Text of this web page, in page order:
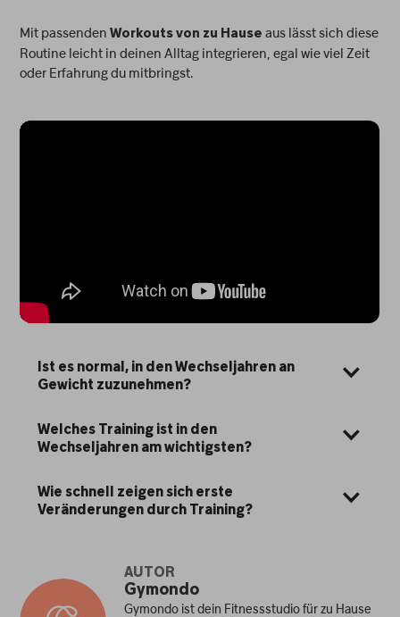
Mit passendenWorkouts von zu Hause aus lässt sich diese
Routine leicht in deinen Alltag integrieren, egal wie viel Zeit
oder Erfahrung du mitbringst.
Ist es normal, in den Wechseljahren an
Gewicht zuzunehmen?
Welches Training ist in den
Wechseljahren am wichtigsten?
Wie schnell zeigen sich erste
Veränderungen durch Training?
AUTOR
Gymondo
Gymondo ist dein Fitnessstudio für zu Hause